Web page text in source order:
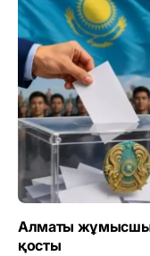
Алматы
қосты